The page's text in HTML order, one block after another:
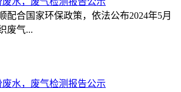
配合国家环保政策，依法公布2024年5月
废气...
废水，废气检测报告公示